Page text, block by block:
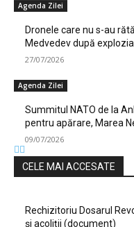
Agenda Zilei
Dronele care nu s-au
Medvedev după
27/07/2026
Agenda Zilei
Summitul NATO de la
pentru apărare, Marea
09/07/2026
CELE MAI ACCESATE
Rechizitoriu Dosarul
și acoliții (document)